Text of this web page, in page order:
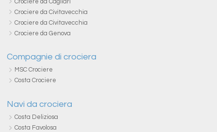
Crociere da Civitavecchia
Crociere da Civitavecchia
Crociere da Genova
Compagnie di crociera
MSC Crociere
Costa Crociere
Navi da crociera
Costa Deliziosa
Costa Favolosa